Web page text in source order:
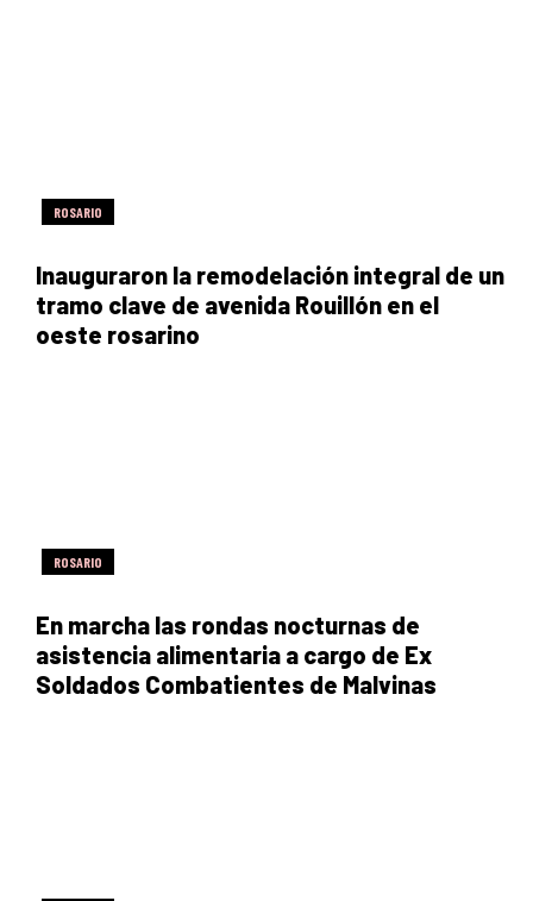
ROSARIO
Inauguraron la remodelación integral de un
tramo clave de avenida Rouillón en el
oeste rosarino
ROSARIO
En marcha las rondas nocturnas de
asistencia alimentaria a cargo de Ex
Soldados Combatientes de Malvinas